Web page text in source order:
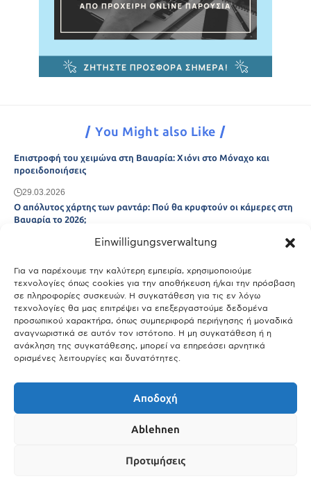
Einwilligungsverwaltung
Για να παρέχουμε την καλύτερη εμπειρία, χρησιμοποιούμε
τεχνολογίες όπως cookies για την αποθήκευση ή/και την πρόσβαση
σε πληροφορίες συσκευών. Η συγκατάθεση για τις εν λόγω
τεχνολογίες θα μας επιτρέψει να επεξεργαστούμε δεδομένα
προσωπικού χαρακτήρα, όπως συμπεριφορά περιήγησης ή μοναδικά
αναγνωριστικά σε αυτόν τον ιστότοπο. Η μη συγκατάθεση ή η
ανάκληση της συγκατάθεσης, μπορεί να επηρεάσει αρνητικά
ορισμένες λειτουργίες και δυνατότητες.
Αποδοχή
Ablehnen
Προτιμήσεις
You Might also Like
Επιστροφή του χειμώνα στη Βαυαρία: Χιόνι στο Μόναχο και
προειδοποιήσεις
29.03.2026
Ο απόλυτος χάρτης των ραντάρ: Πού θα κρυφτούν οι κάμερες στη
Βαυαρία το 2026;
Μόναχο;
25.03.2026
Θύελλα χτυπά το Μόναχο: Κίνδυνος από τους ισχυρούς ανέμους
και τις καταιγίδες
25.03.2026